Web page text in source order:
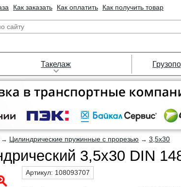
Как заказать Как оплатить Как получить товар
Такелаж
→ Цилиндрические пружинные с прорезью → 3,5х30
3,5х30 DIN
Артикул: 108093707